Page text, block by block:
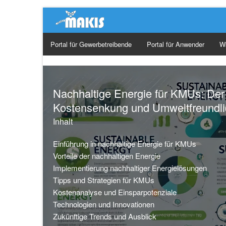
Portal für Gewerbetreibende Portal für Anwender
Nachhaltige Energie für KMUs:
Kostensenkung und
Inhalt
Einführung in nachhaltige Energie für KMUs
Vorteile der nachhaltigen Energie
Implementierung nachhaltiger Energielösungen
Tipps und Strategien für KMUs
Kostenanalyse und Einsparpotenziale
Technologien und Innovationen
Zukünftige Trends und Ausblick